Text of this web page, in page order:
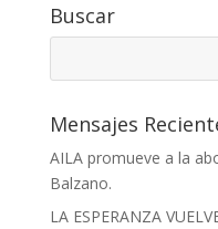
Buscar
Mensajes
AILA promueve a la
Balzano.
LA ESPERANZA